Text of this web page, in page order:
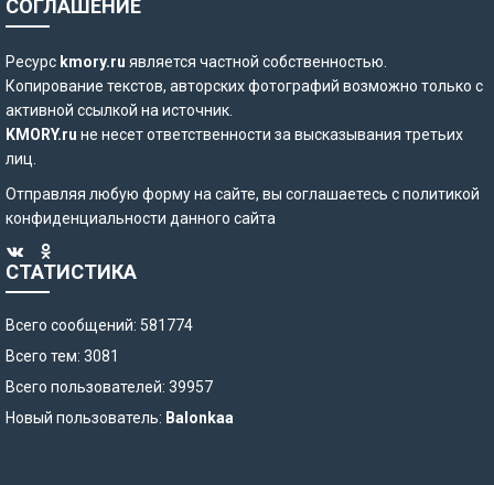
СОГЛАШЕНИЕ
Ресурс kmory.ru является частной собственностью.
Копирование текстов, авторских фотографий возможно только с
активной ссылкой на источник.
KMORY.ru не несет ответственности за высказывания третьих
лиц.
Отправляя любую форму на сайте, вы соглашаетесь сполитикой
конфиденциальности данного сайта
СТАТИСТИКА
Всего сообщений: 581774
Всего тем: 3081
Всего пользователей: 39957
Новый пользователь: Balonkaa